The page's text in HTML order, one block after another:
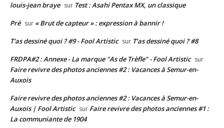
louis-jean braye sur Test : Asahi Pentax MX, un classique
Pré sur « Brut de capteur » : expression à bannir !
T'as dessiné quoi ? #9 - Fool Artistic sur T’as dessiné quoi ? #8
FRDPA#2 : Annexe - La marque "As de Trèfle" - Fool Artistic sur
Faire revivre des photos anciennes #2 : Vacances à Semur-en-
Auxois
Faire revivre des photos anciennes #2 : Vacances à Semur-en-
Auxois | Fool Artistic sur Faire revivre des photos anciennes #1 :
La communiante de 1904